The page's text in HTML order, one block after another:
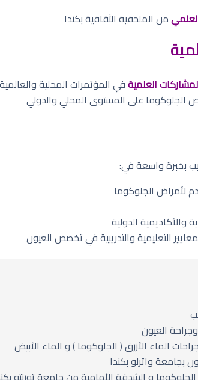
من الملحقية الثقافية بكندا
العلميةفي المؤتمرات المحلية والعالمية
على المستوى المحلي والدولي
بخبرة واسعة في:
لأمراض الجلوكوما
والأكاديمية الدولية
التعليمية والتدريبية في تخصص العيون
العيون
الماء الأزرق ( الجلوكوما ) و الماء الأبيض
بجامعة واترلو بكندا